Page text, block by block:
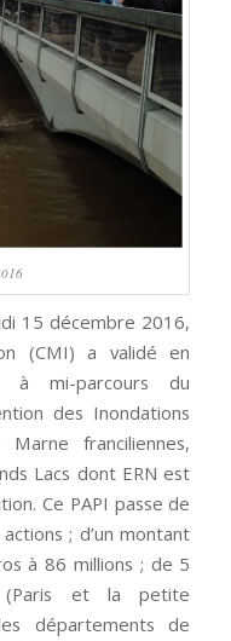
15 décembre 2016,
(CMI) a validé en
à mi-parcours du
des Inondations
franciliennes,
Lacs dont ERN est
Ce PAPI passe de
; d’un montant
à 86 millions ; de 5
(Paris et la petite
départements de